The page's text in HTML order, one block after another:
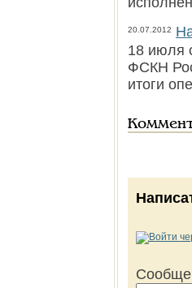
20.07.2012
18 июля
ФСКН
итоги